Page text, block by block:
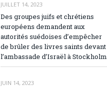
JUILLET 14, 2023
Des groupes juifs et chrétiens
européens demandent aux
autorités suédoises d’empêcher
de brûler des livres saints devant
l’ambassade d’Israël à Stockholm
JUIN 14, 2023